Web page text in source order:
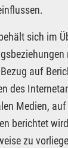
sich im
auf
des
Medien,
berichtet
zu